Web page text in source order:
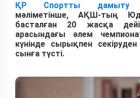
ҚР Спортты дамыту
мәліметінше, АҚШ-тың
басталған 20 жасқа
арасындағы әлем
күнінде сырықпен
сынға түсті.